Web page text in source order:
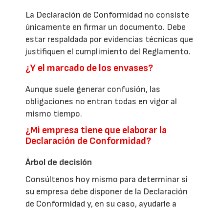
La Declaración de Conformidad no consiste
únicamente en firmar un documento. Debe
estar respaldada por evidencias técnicas que
justifiquen el cumplimiento del Reglamento.
¿Y el marcado de los envases?
Aunque suele generar confusión, las
obligaciones no entran todas en vigor al
mismo tiempo.
¿Mi empresa tiene que elaborar la
Declaración de Conformidad?
Árbol de decisión
Consúltenos hoy mismo para determinar si
su empresa debe disponer de la Declaración
de Conformidad y, en su caso, ayudarle a